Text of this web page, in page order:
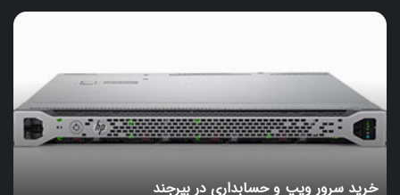
یا تکنولوژی‌های جدید.
برای مدیریت و پشتیبانی هاردها شکایت کرده‌اند. بعضی
از این نرم‌افزارها ممکن است محدودیت‌ها و مشکلاتی
داشته باشند که باعث ایجاد نارضایتی در استفاده از
محصول می‌شود.
وسترن دیجیتال را کمتر جذاب یا خلاقانه در مقایسه با
خرید
حسابداری
در
بیرجند
خرید سرور ویپ و حسابداری در بیرجند